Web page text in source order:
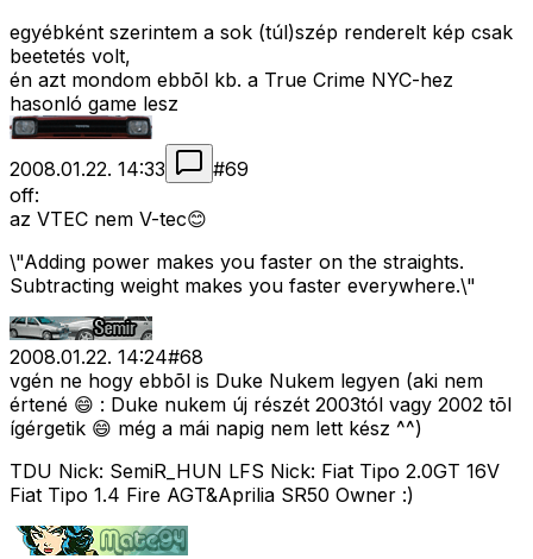
egyébként szerintem a sok (túl)szép renderelt kép csak
beetetés volt,
én azt mondom ebbõl kb. a True Crime NYC-hez
hasonló game lesz
2008.01.22. 14:33 #69
off:
az VTEC nem V-tec😊
\"Adding power makes you faster on the straights.
Subtracting weight makes you faster everywhere.\"
2008.01.22. 14:24#68
vgén ne hogy ebbõl is Duke Nukem legyen (aki nem
értené 😄 : Duke nukem új részét 2003tól vagy 2002 tõl
ígérgetik 😄 még a mái napig nem lett kész ^^)
TDU Nick: SemiR_HUN LFS Nick: Fiat Tipo 2.0GT 16V
Fiat Tipo 1.4 Fire AGT&Aprilia SR50 Owner :)